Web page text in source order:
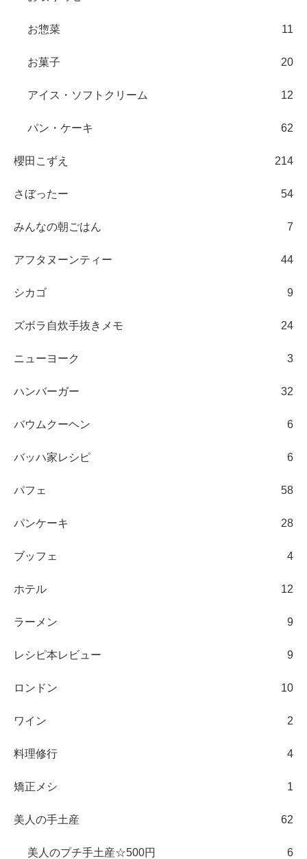
お惣菜 11
お菓子 20
アイス・ソフトクリーム 12
パン・ケーキ 62
櫻田こずえ 214
さぼったー 54
みんなの朝ごはん 7
アフタヌーンティー 44
シカゴ 9
ズボラ自炊手抜きメモ 24
ニューヨーク 3
ハンバーガー 32
バウムクーヘン 6
バッハ家レシピ 6
パフェ 58
パンケーキ 28
ブッフェ 4
ホテル 12
ラーメン 9
レシピ本レビュー 9
ロンドン 10
ワイン 2
料理修行 4
矯正メシ 1
美人の手土産 62
美人のプチ手土産☆500円 6